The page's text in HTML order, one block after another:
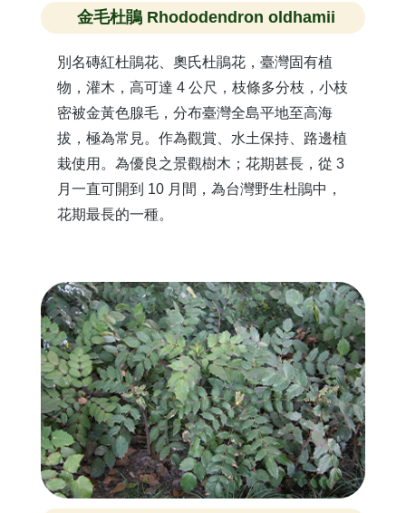
金毛杜鵑 Rhododendron oldhamii
別名磚紅杜鵑花、奧氏杜鵑花，臺灣固有植
物，灌木，高可達 4 公尺，枝條多分枝，小枝
密被金黃色腺毛，分布臺灣全島平地至高海
拔，極為常見。作為觀賞、水土保持、路邊植
栽使用。為優良之景觀樹木；花期甚長，從 3
月一直可開到 10 月間，為台灣野生杜鵑中，
花期最長的一種。